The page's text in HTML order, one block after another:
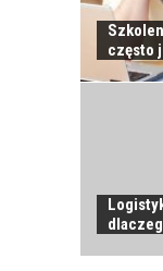
często